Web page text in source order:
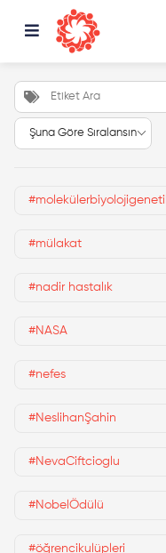
#mülakat
#nadir hastalık
#NASA
#nefes
#NeslihanŞahin
#NevaCiftcioglu
#NobelÖdülü
#öğrencikulüpleri